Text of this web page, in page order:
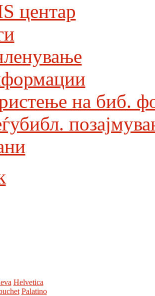
центар
на биб.
Helvetica
Palatino